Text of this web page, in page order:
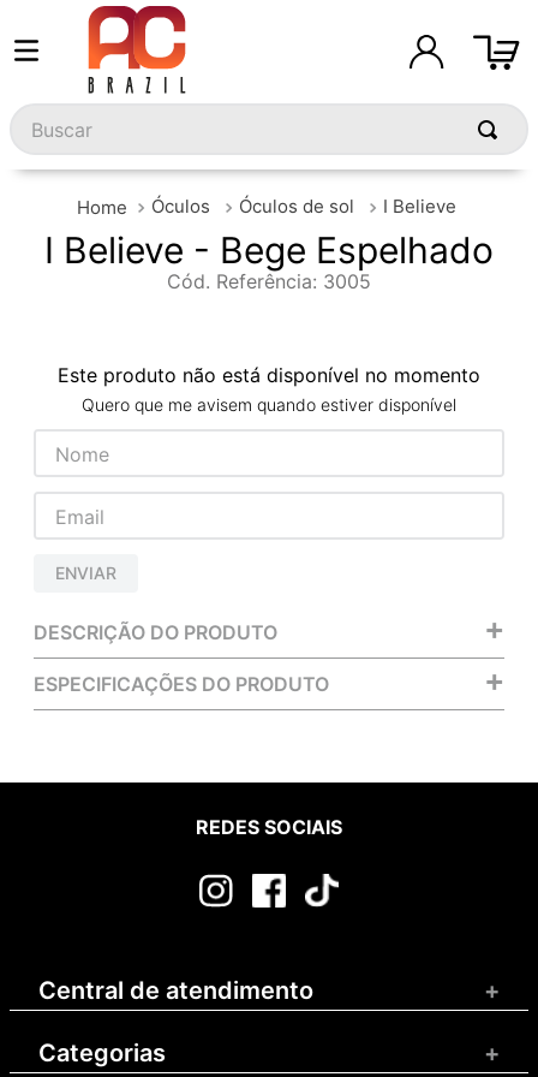
Buscar
Óculos Óculos de sol I Believe
I Believe - Bege Espelhado
Cód. Referência: 3005
Este produto não está disponível no momento
Quero que me avisem quando estiver disponível
ENVIAR
DESCRIÇÃO DO PRODUTO +
ESPECIFICAÇÕES DO PRODUTO +
REDES SOCIAIS
Central de atendimento +
Categorias +